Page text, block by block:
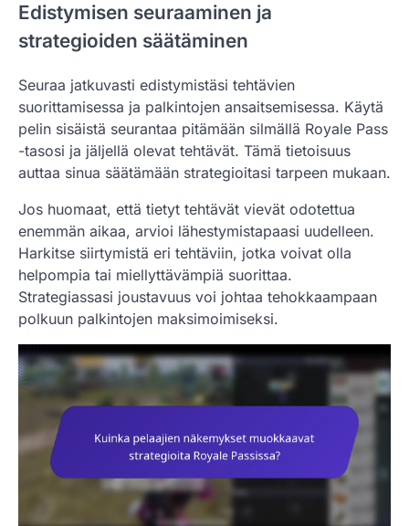
Edistymisen seuraaminen ja
strategioiden säätäminen
Seuraa jatkuvasti edistymistäsi tehtävien
suorittamisessa ja palkintojen ansaitsemisessa. Käytä
pelin sisäistä seurantaa pitämään silmällä Royale Pass
-tasosi ja jäljellä olevat tehtävät. Tämä tietoisuus
auttaa sinua säätämään strategioitasi tarpeen mukaan.
Jos huomaat, että tietyt tehtävät vievät odotettua
enemmän aikaa, arvioi lähestymistapaasi uudelleen.
Harkitse siirtymistä eri tehtäviin, jotka voivat olla
helpompia tai miellyttävämpiä suorittaa.
Strategiassasi joustavuus voi johtaa tehokkaampaan
polkuun palkintojen maksimoimiseksi.